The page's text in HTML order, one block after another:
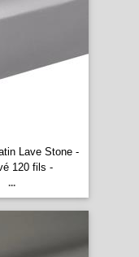
Lave Stone -
120 fils -
...